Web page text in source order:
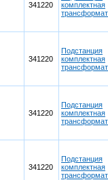
341220
комплектная
341220
Подстанция
комплектная
341220
Подстанция
комплектная
341220
Подстанция
комплектная